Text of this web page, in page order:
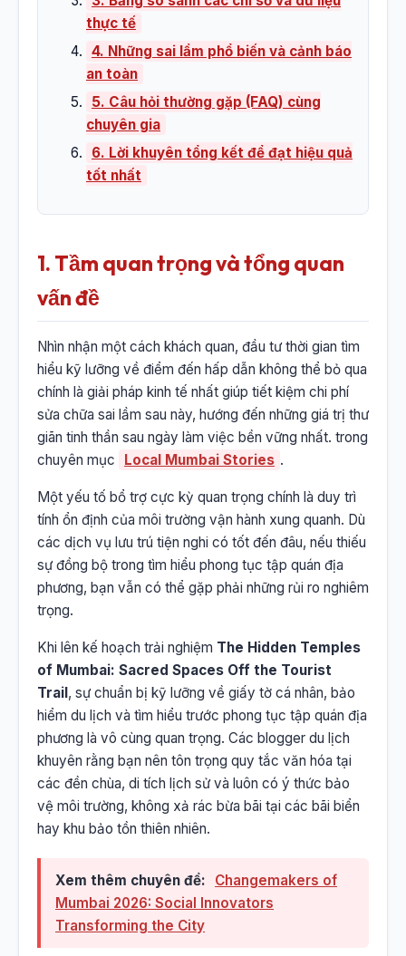
thực tế
4. Những sai lầm phổ biến và cảnh báo
an toàn
5. Câu hỏi thường gặp (FAQ) cùng
chuyên gia
6. Lời khuyên tổng kết để đạt hiệu quả
tốt nhất
1. Tầm quan trọng và tổng quan
vấn đề
Nhìn nhận một cách khách quan, đầu tư thời gian tìm
hiểu kỹ lưỡng về điểm đến hấp dẫn không thể bỏ qua
chính là giải pháp kinh tế nhất giúp tiết kiệm chi phí
sửa chữa sai lầm sau này, hướng đến những giá trị thư
giãn tinh thần sau ngày làm việc bền vững nhất. trong
chuyên mục
Local Mumbai Stories .
Một yếu tố bổ trợ cực kỳ quan trọng chính là duy trì
tính ổn định của môi trường vận hành xung quanh. Dù
các dịch vụ lưu trú tiện nghi có tốt đến đâu, nếu thiếu
sự đồng bộ trong tìm hiểu phong tục tập quán địa
phương, bạn vẫn có thể gặp phải những rủi ro nghiêm
trọng.
Khi lên kế hoạch trải nghiệm The Hidden Temples
of Mumbai: Sacred Spaces Off the Tourist
Trail, sự chuẩn bị kỹ lưỡng về giấy tờ cá nhân, bảo
hiểm du lịch và tìm hiểu trước phong tục tập quán địa
phương là vô cùng quan trọng. Các blogger du lịch
khuyên rằng bạn nên tôn trọng quy tắc văn hóa tại
các đền chùa, di tích lịch sử và luôn có ý thức bảo
vệ môi trường, không xả rác bừa bãi tại các bãi biển
hay khu bảo tồn thiên nhiên.
Xem thêm chuyên đề:
Changemakers of
Mumbai 2026: Social Innovators
Transforming the City